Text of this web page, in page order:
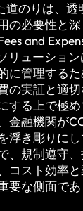
道のりは、透
の必要性と
and
リューショ
に管理する
の実証と適
する上で極
金融機関が
浮き彫りに
、規制遵守
コスト効率
要な側面で